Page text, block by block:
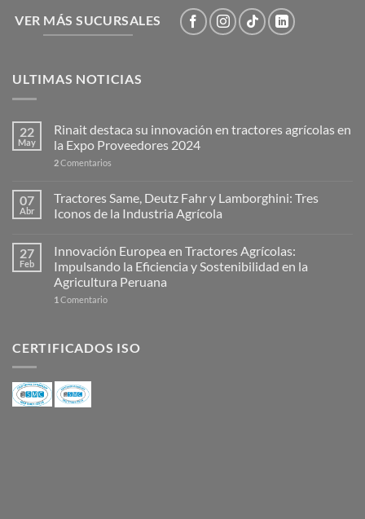
VER MÁS SUCURSALES
ULTIMAS NOTICIAS
22
May
Rinait destaca su innovación en tractores agrícolas en
la Expo Proveedores 2024
2Comentarios
07
Abr
Tractores Same, Deutz Fahr y Lamborghini: Tres
Iconos de la Industria Agrícola
27
Feb
Innovación Europea en Tractores Agrícolas:
Impulsando la Eficiencia y Sostenibilidad en la
Agricultura Peruana
1 Comentario
CERTIFICADOS ISO